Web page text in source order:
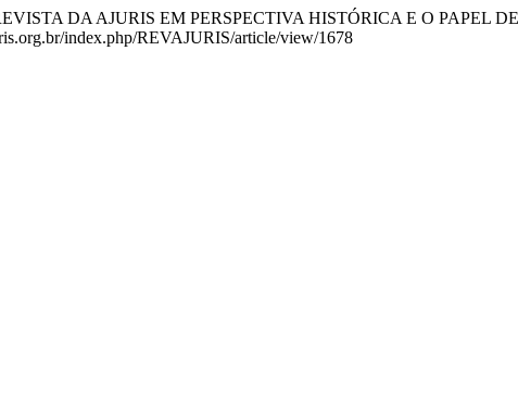
DA AJURIS EM PERSPECTIVA HISTÓRICA E O PAPEL
index.php/REVAJURIS/article/view/1678